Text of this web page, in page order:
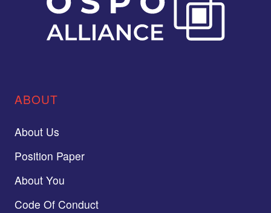
ABOUT
About Us
Position Paper
About You
Code Of Conduct